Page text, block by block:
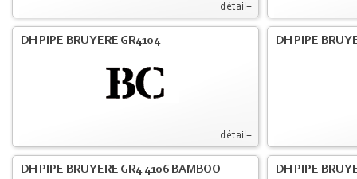
détail+
détail+
DH PIPE BRUYERE GR4104 DH PIPE
DH PIPE BRUYERE GR4 4106 BAMBOO DH PIPE